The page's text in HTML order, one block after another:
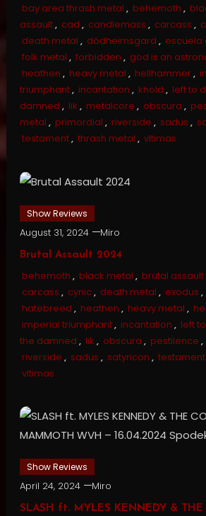
bay area thrash metal , behemoth ,
assault, cad , candlemass , carcass ,
death metal , dödheimsgard , escuela
folk metal , forbidden , god is an
heathen , heavy metal , hellhammer,
triumphant, incantation , khold , left to
damned , lik , metalcore , obscura ,
metal , primordial , riverside , sadus ,
testament, thrash metal , vltimas
Show Reviews
August 31, 2024 Miro
Brutal Assault 2024
behemoth , black metal , brutal assault
carcass , cynic, death metal , exodus ,
hatebreed , heathen , heavy metal ,
imperial triumphant, incantation , left
the damned , lik , obscura , pestilence ,
riverside , sadus , satyricon , testament
vltimas
Show Reviews
April 24, 2024 Miro
SLASH ft. MYLES KENNEDY & THE